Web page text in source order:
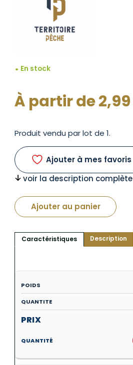
En stock
À partir de2,99
Produit vendu par lot de 1.
Ajouter à mes favoris
voir la description complète
Ajouter au panier
Caractéristiques Description